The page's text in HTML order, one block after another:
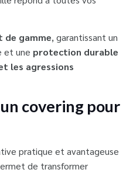
de gamme, garantissant un
et une protection durable
les agressions
covering pour
pratique et avantageuse
de transformer